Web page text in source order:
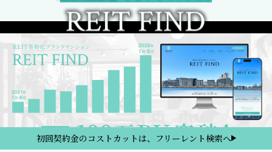
初回契約金のコストカットは、フリーレント検索へ